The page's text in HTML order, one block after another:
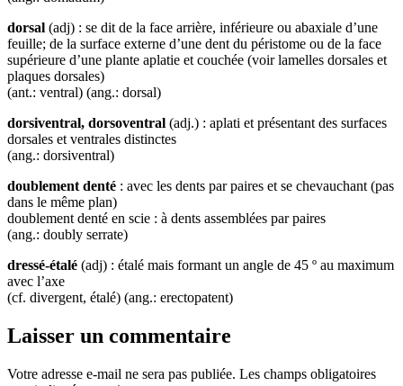
dorsal (adj) : se dit de la face arrière, inférieure ou abaxiale d’une
feuille; de la surface externe d’une dent du péristome ou de la face
supérieure d’une plante aplatie et couchée (voir lamelles dorsales et
plaques dorsales)
(ant.: ventral) (ang.: dorsal)
dorsiventral, dorsoventral (adj.) : aplati et présentant des surfaces
dorsales et ventrales distinctes
(ang.: dorsiventral)
doublement denté : avec les dents par paires et se chevauchant (pas
dans le même plan)
doublement denté en scie : à dents assemblées par paires
(ang.: doubly serrate)
dressé-étalé (adj) : étalé mais formant un angle de 45 º au maximum
avec l’axe
(cf. divergent, étalé) (ang.: erectopatent)
Laisser un commentaire
Votre adresse e-mail ne sera pas publiée. Les champs obligatoires